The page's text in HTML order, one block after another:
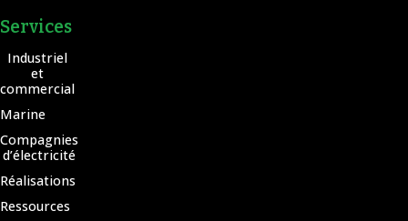
Services
Industriel
et
commercial
Marine
Compagnies
d’électricité
Réalisations
Ressources